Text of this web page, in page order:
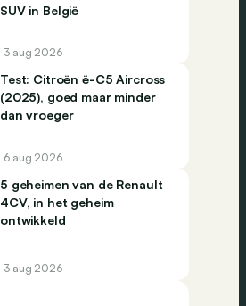
SUV in België
3 aug 2026
Test: Citroën ë-C5 Aircross
(2025), goed maar minder
dan vroeger
6 aug 2026
5 geheimen van de Renault
4CV, in het geheim
ontwikkeld
3 aug 2026